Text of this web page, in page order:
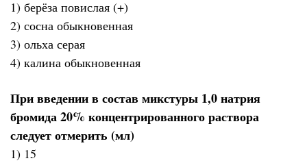
1) берёза повислая (+)
2) сосна обыкновенная
3) ольха серая
4) калина обыкновенная
При введении в состав микстуры 1,0 натрия
бромида 20% концентрированного раствора
следует отмерить (мл)
1) 15